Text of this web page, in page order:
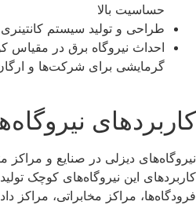
حساسیت بالا
طراحی و تولید سیستم
احداث نیروگاه برق در
گرمایشی برای شرکت‌ها و
کاربردهای
نیروگاه‌های دیزلی در صنایع و مراکز
کاربردهای این نیروگاه‌های کوچک
فرودگاه‌ها، مراکز مخابراتی، مراکز